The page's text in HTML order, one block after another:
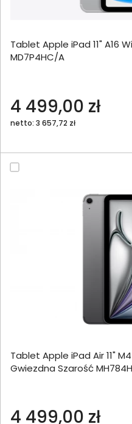
Tablet Apple iPad 11" A16
MD7P4HC/A
4 499,00 zł
netto: 3 657,72 zł
Tablet Apple iPad Air 11"
Gwiezdna Szarość
4 499,00 zł